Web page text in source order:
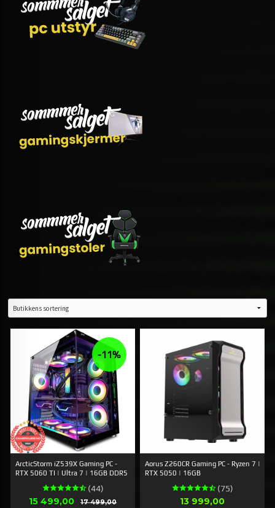
ArcticStorm iZ539X Gaming PC -
RTX 5060 TI | Ultra 7 | 16GB DDR5
(44)
Tilbud
15 499,00 17 499,00Rabatt
-11%
Aorus Z260CR Gaming PC - Ryzen 7 |
RTX 5050 | 16GB
(75)
Pris
13 999,00